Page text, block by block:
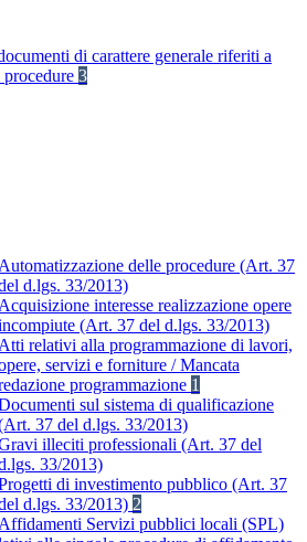
di carattere generale riferiti a
procedure 3
Automatizzazione delle procedure (Art. 37
d.lgs. 33/2013)
Acquisizione interesse realizzazione opere
(Art. 37 del d.lgs. 33/2013)
Atti relativi alla programmazione di lavori,
servizi e forniture / Mancata
programmazione 1
sul sistema di qualificazione
37 del d.lgs. 33/2013)
illeciti professionali (Art. 37 del
33/2013)
di investimento pubblico (Art. 37
d.lgs. 33/2013) 2
Affidamenti Servizi pubblici locali (SPL)